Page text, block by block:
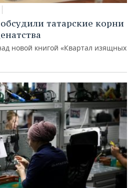
татарские корни
новой книгой «Квартал изящных